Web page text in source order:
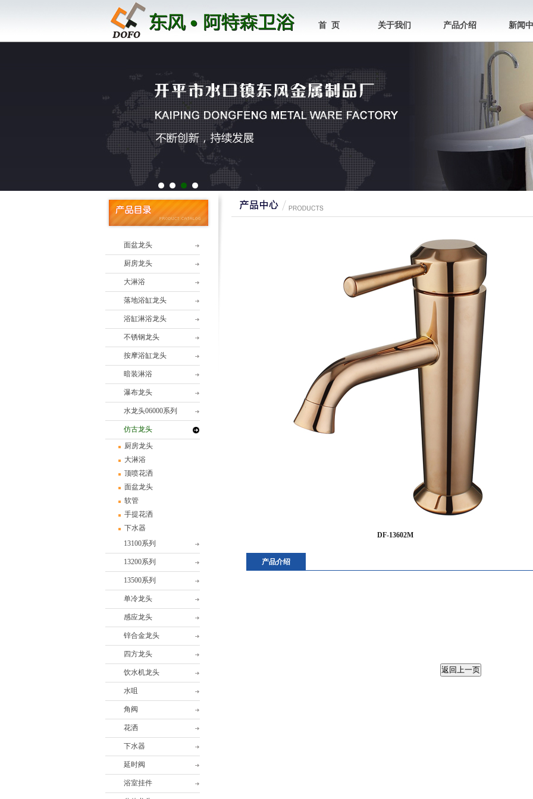
首 页 关于我们 产品介绍 新闻
1 2 3 4
面盆龙头
厨房龙头
大淋浴
落地浴缸龙头
浴缸淋浴龙头
不锈钢龙头
按摩浴缸龙头
暗装淋浴
瀑布龙头
水龙头06000系列
仿古龙头
厨房龙头
大淋浴
顶喷花洒
面盆龙头
软管
手提花洒
下水器
13100系列
13200系列
13500系列
单冷龙头
感应龙头
锌合金龙头
四方龙头
饮水机龙头
水咀
角阀
花洒
下水器
延时阀
浴室挂件
DF-13602M
产品介绍